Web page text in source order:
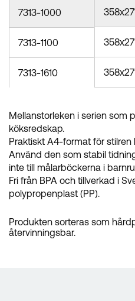
7313-1000
7313-1100
7313-1610
Mellanstorleken i serien som
köksredskap.
Praktiskt A4-format för stilren
Använd den som stabil
inte till målarböckerna i
Fri från BPA och tillverkad i
polypropenplast (PP).
Produkten sorteras som
återvinningsbar.